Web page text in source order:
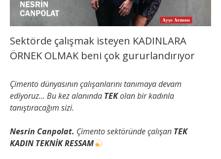
Sektörde çalışmak isteyen KADINLARA
ÖRNEK OLMAK beni çok gururlandırıyor
Çimento dünyasının çalışanlarını tanımaya devam
ediyoruz… Bu kez alanında TEKolan bir kadınla
tanıştıracağım sizi.
Nesrin Canpolat. Çimento sektöründe çalışan TEK
KADIN TEKNİK RESSAM